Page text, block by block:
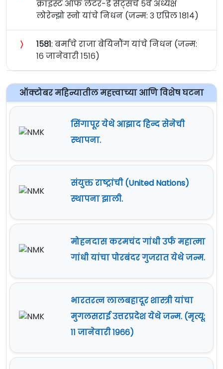
क्राइस्ट ऑफ लेटर-डे सेंट्सचे ५वे अध्यक्ष
लोरेन्झो स्नो यांचे निधन (जन्म: ३ एप्रिल १८१४)
〉 १५८१: बर्माचे राजा बेयिनौंग यांचे निधन (जन्म:
१६ जानेवारी १५१६)
ऑक्टोबर महिन्यातील महत्त्वाच्या आणि विशेष घटना
सिंगापूर येथे आझाद हिन्द सेनेची
स्थापना.
संयुक्त राष्ट्रांची (United Nations)
स्थापना झाली.
मोहनदास करमचंद गांधी उर्फ महात्मा
गांधी यांचा पोरबंदर गुजरात येथे जन्म.
भारतरत्न लालबहादूर शास्त्री यांचा
मुगलसराई उत्तरप्रदेश येथे जन्म. (मृत्यू:
११ जानेवारी १९६६)